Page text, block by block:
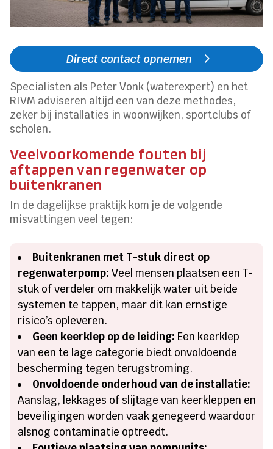
Direct contact opnemen
Specialisten als Peter Vonk (waterexpert) en het
RIVM adviseren altijd een van deze methodes,
zeker bij installaties in woonwijken, sportclubs of
scholen.
Veelvoorkomende fouten bij
aftappen van regenwater op
buitenkranen
In de dagelijkse praktijk kom je de volgende
misvattingen veel tegen:
Buitenkranen met T-stuk direct op
regenwaterpomp: Veel mensen plaatsen een T-
stuk of verdeler om makkelijk water uit beide
systemen te tappen, maar dit kan ernstige
risico’s opleveren.
Geen keerklep op de leiding: Een keerklep
van een te lage categorie biedt onvoldoende
bescherming tegen terugstroming.
Onvoldoende onderhoud van de installatie:
Aanslag, lekkages of slijtage van keerkleppen en
beveiligingen worden vaak genegeerd waardoor
alsnog contaminatie optreedt.